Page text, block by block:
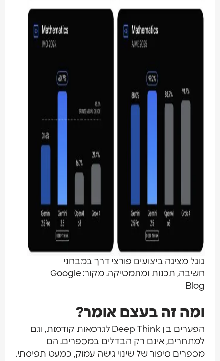
גוגל מציגה ביצועים פורצי דרך במבחני
חשיבה, תכנות ומתמטיקה. מקור: Google
Blog
ומה זה בעצם אומר?
הפערים בין Deep Think לגרסאות קודמות, וגם
למתחרים, אינם רק הבדלים במספרים. הם
מספרים סיפור של שינוי גישה עמוק, כמעט תפיסתי.